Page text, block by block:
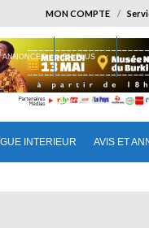
MON COMPTE
INTERIEUR AVIS ET
ANNONCES EN PLUS